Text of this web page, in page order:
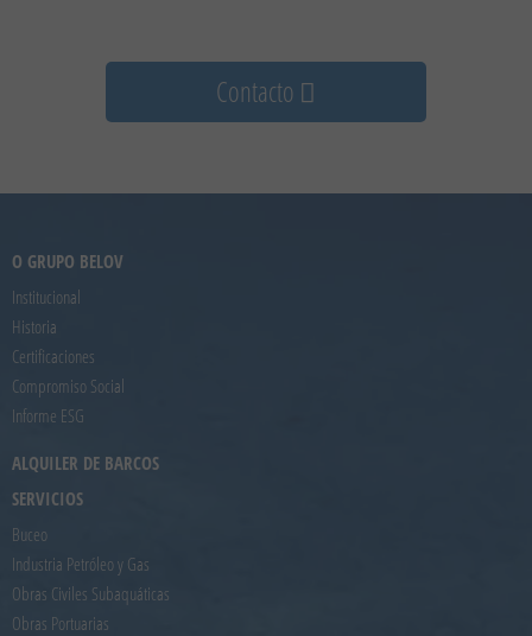
Contacto
O GRUPO BELOV
Institucional
Historia
Certificaciones
Compromiso Social
Informe ESG
ALQUILER DE BARCOS
SERVICIOS
Buceo
Industria Petróleo y Gas
Obras Civiles Subaquáticas
Obras Portuarias